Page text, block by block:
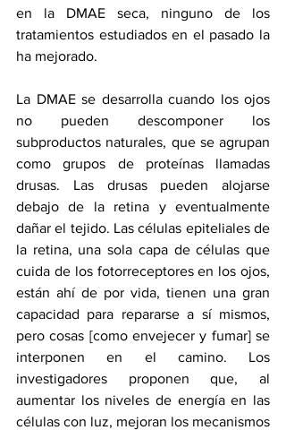
en la DMAE seca, ninguno de los
tratamientos estudiados en el pasado la
ha mejorado.
La DMAE se desarrolla cuando los ojos
no pueden descomponer los
subproductos naturales, que se agrupan
como grupos de proteínas llamadas
drusas. Las drusas pueden alojarse
debajo de la retina y eventualmente
dañar el tejido. Las células epiteliales de
la retina, una sola capa de células que
cuida de los fotorreceptores en los ojos,
están ahí de por vida, tienen una gran
capacidad para repararse a sí mismos,
pero cosas [como envejecer y fumar] se
interponen en el camino. Los
investigadores proponen que, al
aumentar los niveles de energía en las
células con luz, mejoran los mecanismos